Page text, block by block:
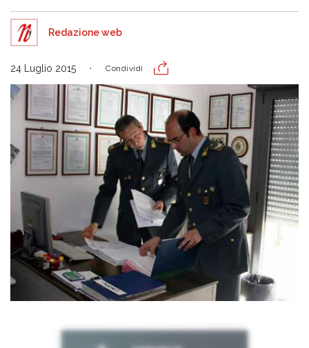
Redazione web
24 Luglio 2015 Condividi